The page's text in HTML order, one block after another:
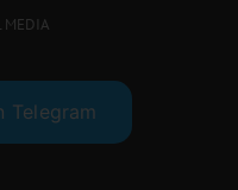
MEDIA
Telegram